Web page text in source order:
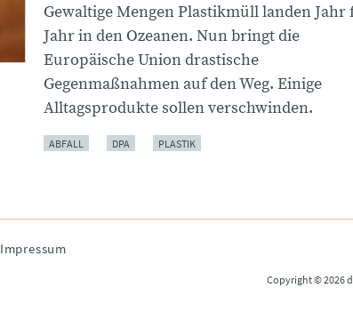
Gewaltige Mengen Plastikmüll landen Jahr
Jahr in den Ozeanen. Nun bringt die
Europäische Union drastische
Gegenmaßnahmen auf den Weg. Einige
Alltagsprodukte sollen verschwinden.
ABFALL DPA PLASTIK
Impressum
Copyright © 2026